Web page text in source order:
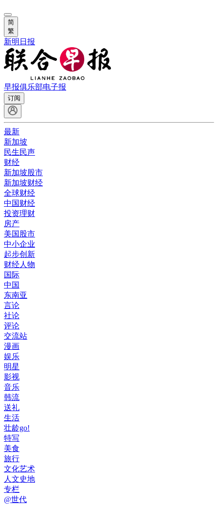
简
繁
新明日报
早报俱乐部电子报
订阅
最新
新加坡
民生民声
财经
新加坡股市
新加坡财经
全球财经
中国财经
投资理财
房产
美国股市
中小企业
起步创新
财经人物
国际
中国
东南亚
言论
社论
评论
交流站
漫画
娱乐
明星
影视
音乐
韩流
送礼
生活
壮龄go!
特写
美食
旅行
文化艺术
人文史地
专栏
@世代